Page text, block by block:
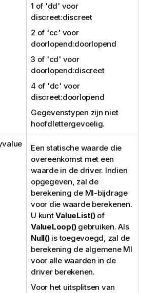
1 of 'dd' voor
discreet:discreet
2 of 'cc' voor
doorlopend:doorlopend
3 of 'cd' voor
doorlopend:discreet
4 of 'dc' voor
discreet:doorlopend
Gegevenstypen zijn niet
hoofdlettergevoelig.
Een statische waarde die
overeenkomst met een
waarde in de driver. Indien
opgegeven, zal de
berekening de MI-bijdrage
voor die waarde berekenen.
U kuntValueList()of
ValueLoop()gebruiken. Als
Null()is toegevoegd, zal de
berekening de algemene MI
voor alle waarden in de
driver berekenen.
Voor het uitsplitsen van